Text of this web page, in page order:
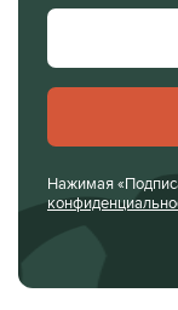
Нажимая